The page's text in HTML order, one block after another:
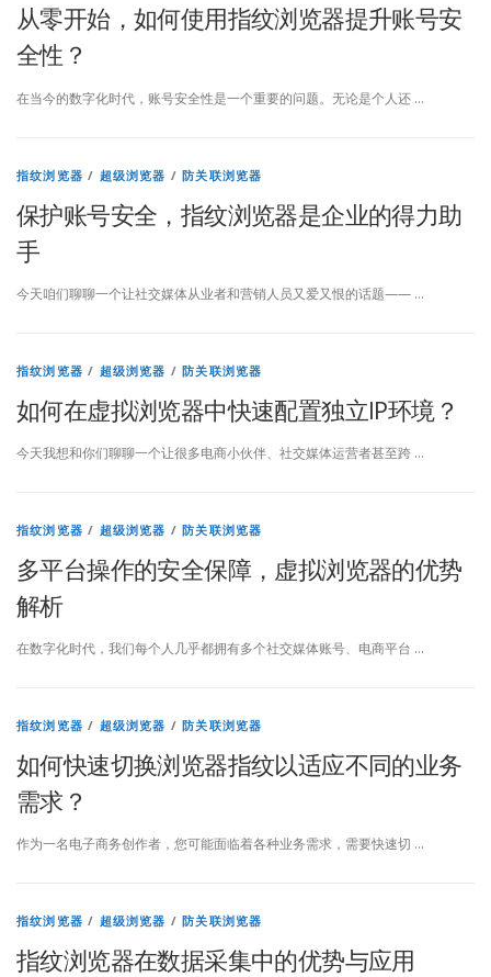
从零开始，如何使用指纹浏览器提升账号安
全性？
在当今的数字化时代，账号安全性是一个重要的问题。无论是个人还 …
指纹浏览器 / 超级浏览器 /防关联浏览器
保护账号安全，指纹浏览器是企业的得力助
手
今天咱们聊聊一个让社交媒体从业者和营销人员又爱又恨的话题—— …
指纹浏览器 / 超级浏览器 /防关联浏览器
如何在虚拟浏览器中快速配置独立IP环境？
今天我想和你们聊聊一个让很多电商小伙伴、社交媒体运营者甚至跨 …
指纹浏览器 / 超级浏览器 /防关联浏览器
多平台操作的安全保障，虚拟浏览器的优势
解析
在数字化时代，我们每个人几乎都拥有多个社交媒体账号、电商平台 …
指纹浏览器 / 超级浏览器 /防关联浏览器
如何快速切换浏览器指纹以适应不同的业务
需求？
作为一名电子商务创作者，您可能面临着各种业务需求，需要快速切 …
指纹浏览器 / 超级浏览器 /防关联浏览器
指纹浏览器在数据采集中的优势与应用